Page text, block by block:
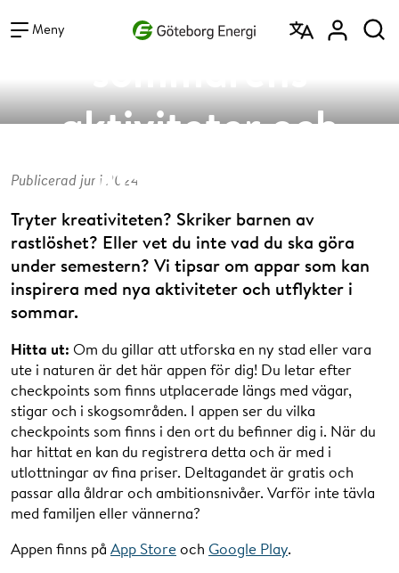
Meny
Apptips för
aktiviteter och
utflyktsmål
Publicerad juni 2024
Tryter kreativiteten? Skriker barnen av
rastlöshet? Eller vet du inte vad du ska göra
under semestern? Vi tipsar om appar som kan
inspirera med nya aktiviteter och utflykter i
sommar.
Hitta ut: Om du gillar att utforska en ny stad eller vara
ute i naturen är det här appen för dig! Du letar efter
checkpoints som finns utplacerade längs med vägar,
stigar och i skogsområden. I appen ser du vilka
checkpoints som finns i den ort du befinner dig i. När du
har hittat en kan du registrera detta och är med i
utlottningar av fina priser. Deltagandet är gratis och
passar alla åldrar och ambitionsnivåer. Varför inte tävla
med familjen eller vännerna?
Appen finns på App Storeoch Google Play.